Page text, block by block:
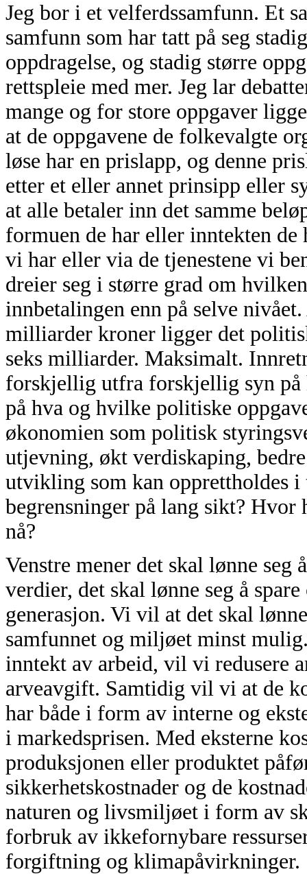
Jeg bor i et velferdssamfunn. Et
samfunn som har tatt på seg
oppdragelse, og stadig større
rettspleie med mer. Jeg lar
mange og for store oppgaver
at de oppgavene de folkevalgte
løse har en prislapp, og denne
etter et eller annet prinsipp eller
at alle betaler inn det samme
formuen de har eller inntekten
vi har eller via de tjenestene vi
dreier seg i større grad om
innbetalingen enn på selve
milliarder kroner ligger det
seks milliarder. Maksimalt.
forskjellig utfra forskjellig syn på
på hva og hvilke politiske
økonomien som politisk
utjevning, økt verdiskaping,
utvikling som kan opprettholdes
begrensninger på lang sikt?
nå?
Venstre mener det skal lønne seg
verdier, det skal lønne seg å
generasjon. Vi vil at det skal
samfunnet og miljøet minst
inntekt av arbeid, vil vi redusere
arveavgift. Samtidig vil vi at de
har både i form av interne og
i markedsprisen. Med eksterne
produksjonen eller produktet
sikkerhetskostnader og de
naturen og livsmiljøet i form av
forbruk av ikkefornybare
forgiftning og klimapåvirkninger.